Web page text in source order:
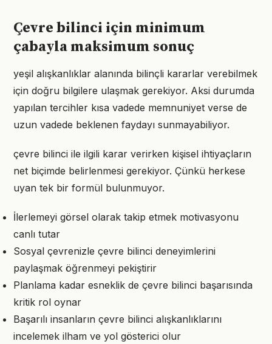
Çevre bilinci için minimum
çabayla maksimum sonuç
yeşil alışkanlıklar alanında bilinçli kararlar verebilmek
için doğru bilgilere ulaşmak gerekiyor. Aksi durumda
yapılan tercihler kısa vadede memnuniyet verse de
uzun vadede beklenen faydayı sunmayabiliyor.
çevre bilinci ile ilgili karar verirken kişisel ihtiyaçların
net biçimde belirlenmesi gerekiyor. Çünkü herkese
uyan tek bir formül bulunmuyor.
İlerlemeyi görsel olarak takip etmek motivasyonu
canlı tutar
Sosyal çevrenizle çevre bilinci deneyimlerini
paylaşmak öğrenmeyi pekiştirir
Planlama kadar esneklik de çevre bilinci başarısında
kritik rol oynar
Başarılı insanların çevre bilinci alışkanlıklarını
incelemek ilham ve yol gösterici olur